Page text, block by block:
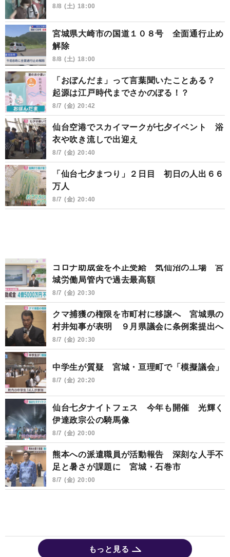
8/8 (土) 18:00
宮城県大崎市の国道１０８号 全面通行止め
解除
8/8 (土) 18:00
「おぼんだま」って言葉聞いたことある？
起源は江戸時代までさかのぼる！？
8/7 (金) 20:42
仙台空港でスカイマークが七夕イベント 浴
衣や吹き流しで出迎え
8/7 (金) 20:40
「仙台七夕まつり」２日目 初日の人出６６
万人
8/7 (金) 20:40
コロナ助成金を不正受給 気仙沼の工場 宮
城労働局管内で過去最高額
8/7 (金) 20:30
クマ捕獲の権限を市町村に移譲へ 宮城県の
村井知事が表明 ９月県議会に条例案提出へ
8/7 (金) 20:30
中学生が質疑 宮城・亘理町で「模擬議会」
8/7 (金) 20:20
仙台七夕ナイトフェス 今年も開催 光輝く
伊達政宗公の騎馬像
8/7 (金) 20:00
熊本への派遣職員が活動報告 深刻な人手不
足と暑さが課題に 宮城・石巻市
8/7 (金) 20:00
もっと見る